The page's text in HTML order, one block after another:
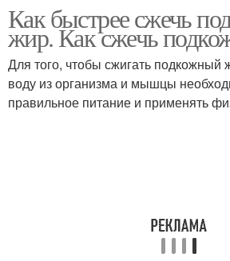
Как быстрее сжечь
жир. Как сжечь
Для того, чтобы сжигать подкожный
воду из организма и мышцы
правильное питание и применять